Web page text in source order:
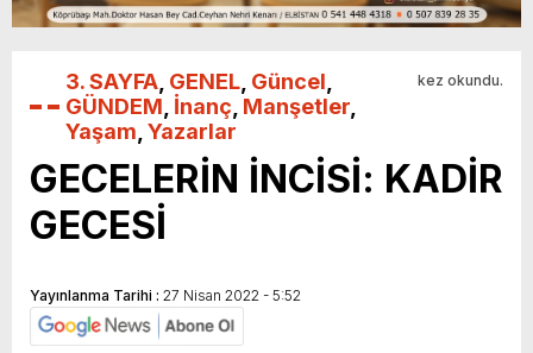
3. SAYFA GENEL Güncel
GÜNDEM İnanç Manşetler
Yaşam Yazarlar
kez okundu.
GECELERİN İNCİSİ: KADİR
GECESİ
Yayınlanma Tarihi : 27 Nisan 2022 - 5:52